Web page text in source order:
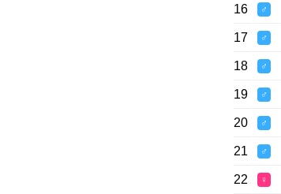
16 ♂
17 ♂
18 ♂
19 ♂
20 ♂
21 ♂
22 ♀